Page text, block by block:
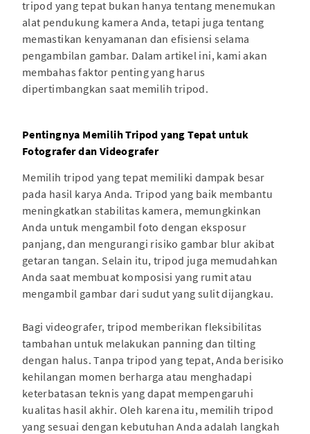
tripod yang tepat bukan hanya tentang menemukan
alat pendukung kamera Anda, tetapi juga tentang
memastikan kenyamanan dan efisiensi selama
pengambilan gambar. Dalam artikel ini, kami akan
membahas faktor penting yang harus
dipertimbangkan saat memilih tripod.
Pentingnya Memilih Tripod yang Tepat untuk
Fotografer dan Videografer
Memilih tripod yang tepat memiliki dampak besar
pada hasil karya Anda. Tripod yang baik membantu
meningkatkan stabilitas kamera, memungkinkan
Anda untuk mengambil foto dengan eksposur
panjang, dan mengurangi risiko gambar blur akibat
getaran tangan. Selain itu, tripod juga memudahkan
Anda saat membuat komposisi yang rumit atau
mengambil gambar dari sudut yang sulit dijangkau.
Bagi videografer, tripod memberikan fleksibilitas
tambahan untuk melakukan panning dan tilting
dengan halus. Tanpa tripod yang tepat, Anda berisiko
kehilangan momen berharga atau menghadapi
keterbatasan teknis yang dapat mempengaruhi
kualitas hasil akhir. Oleh karena itu, memilih tripod
yang sesuai dengan kebutuhan Anda adalah langkah